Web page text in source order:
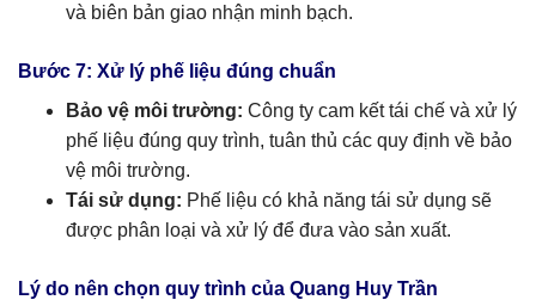
và biên bản giao nhận minh bạch.
Bước 7: Xử lý phế liệu đúng chuẩn
Bảo vệ môi trường: Công ty cam kết tái chế và xử lý
phế liệu đúng quy trình, tuân thủ các quy định về bảo
vệ môi trường.
Tái sử dụng: Phế liệu có khả năng tái sử dụng sẽ
được phân loại và xử lý để đưa vào sản xuất.
Lý do nên chọn quy trình của Quang Huy Trần